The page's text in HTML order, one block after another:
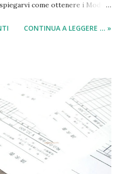
come ottenere i Moduli
al mese per nucleo familiare),
fino a 3 anni di età. Infatti
è necessario fare domanda
straordinaria ). Per chi non lo
determinato in base alle norme
di aiuto e sostegno per le
le domande potranno essere
italiani, cittadini comunitari e
CONTINUA A LEGGERE ... »